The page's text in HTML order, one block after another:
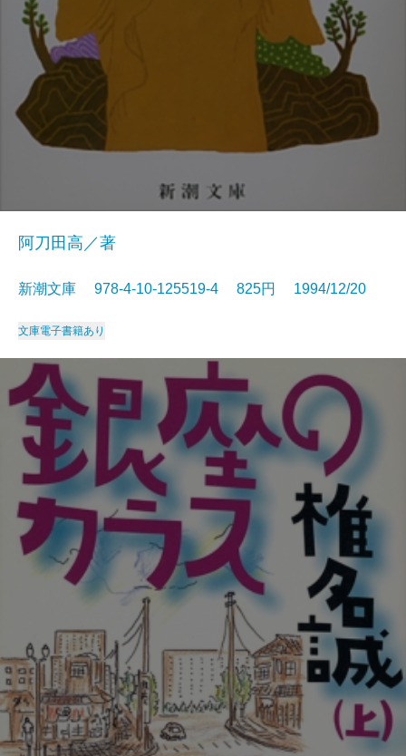
阿刀田高／著
新潮文庫 978-4-10-125519-4 825円 1994/12/20
文庫電子書籍あり